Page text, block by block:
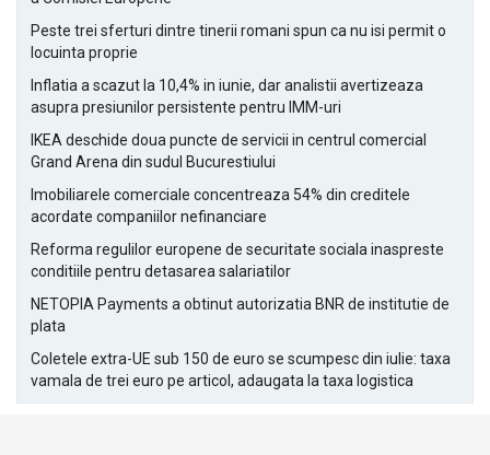
Peste trei sferturi dintre tinerii romani spun ca nu isi permit o
locuinta proprie
Inflatia a scazut la 10,4% in iunie, dar analistii avertizeaza
asupra presiunilor persistente pentru IMM-uri
IKEA deschide doua puncte de servicii in centrul comercial
Grand Arena din sudul Bucurestiului
Imobiliarele comerciale concentreaza 54% din creditele
acordate companiilor nefinanciare
Reforma regulilor europene de securitate sociala inaspreste
conditiile pentru detasarea salariatilor
NETOPIA Payments a obtinut autorizatia BNR de institutie de
plata
Coletele extra-UE sub 150 de euro se scumpesc din iulie: taxa
vamala de trei euro pe articol, adaugata la taxa logistica